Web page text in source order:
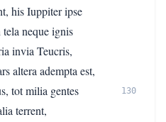
his Iuppiter ipse
neque ignis
invia Teucris,
altera adempta est,
tot milia gentes
130
terrent,